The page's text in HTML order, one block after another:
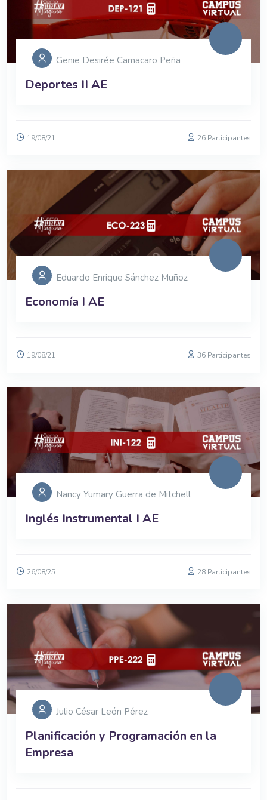
Genie Desirée Camacaro Peña
Deportes II AE
19/08/21 26 Participantes
Eduardo Enrique Sánchez Muñoz
Economía I AE
19/08/21 36 Participantes
Nancy Yumary Guerra de Mitchell
Inglés Instrumental I AE
26/08/25 28 Participantes
Julio César León Pérez
Planificación y Programación en la
Empresa